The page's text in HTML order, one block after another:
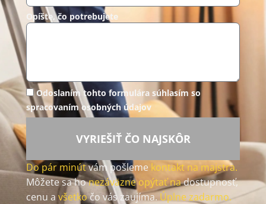
Opíšte, čo potrebujete
Odoslaním tohto formulára súhlasím so
spracovaním osobných údajov
VYRIEŠIŤ ČO NAJSKÔR
Do pár minútvám pošleme kontakt na majstra.
Môžete sa honezáväzne opýtať nadostupnosť,
cenu a všetkočo vás zaujíma. Úplne zadarmo.